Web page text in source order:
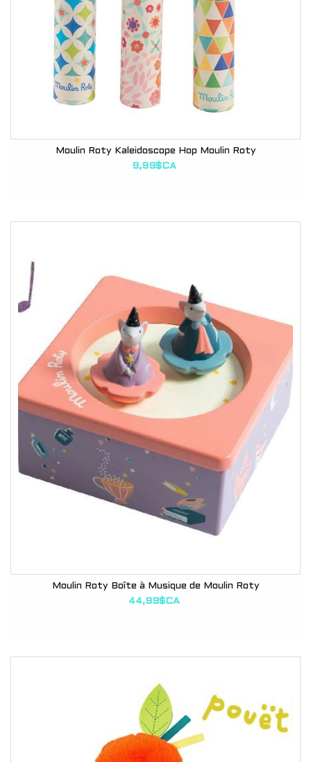
Moulin Roty Kaleidoscope Hop Moulin Roty
9,99$CA
Moulin Roty Boîte à Musique de Moulin Roty
44,99$CA